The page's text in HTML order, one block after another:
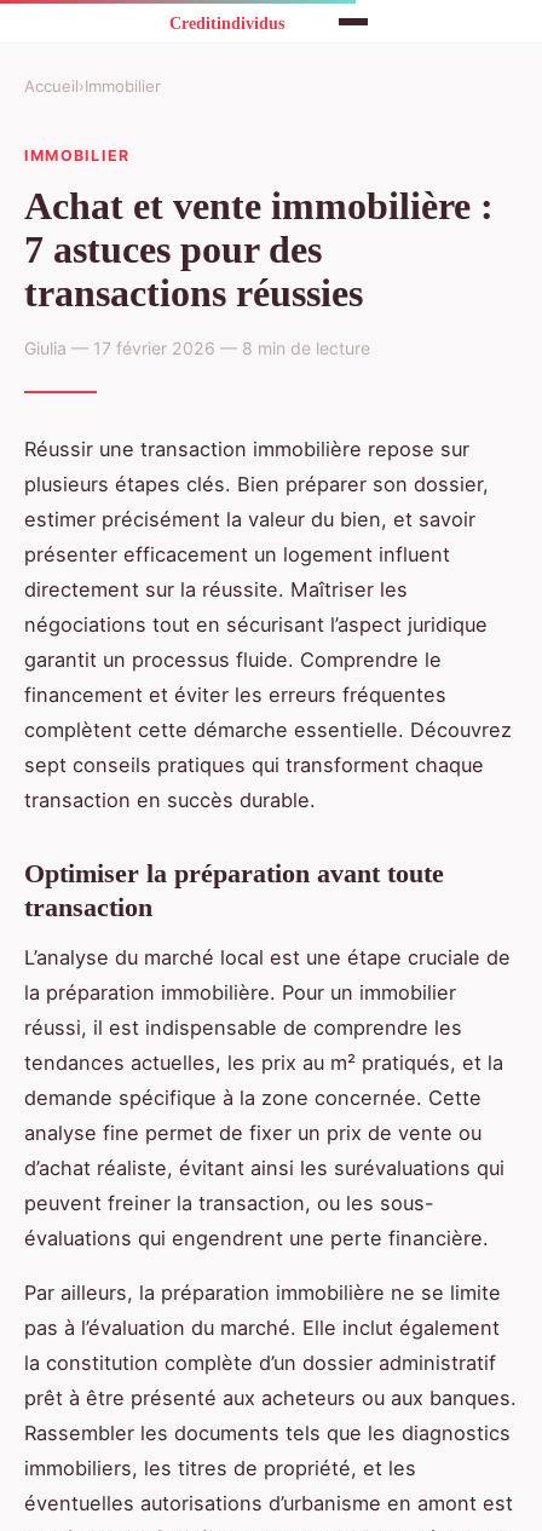
Accueil›Immobilier
IMMOBILIER
Achat et vente immobilière :
7 astuces pour des
transactions réussies
Giulia — 17 février 2026 — 8 min de lecture
Réussir une transaction immobilière repose sur
plusieurs étapes clés. Bien préparer son dossier,
estimer précisément la valeur du bien, et savoir
présenter efficacement un logement influent
directement sur la réussite. Maîtriser les
négociations tout en sécurisant l’aspect juridique
garantit un processus fluide. Comprendre le
financement et éviter les erreurs fréquentes
complètent cette démarche essentielle. Découvrez
sept conseils pratiques qui transforment chaque
transaction en succès durable.
Optimiser la préparation avant toute
transaction
L’analyse du marché local est une étape cruciale de
la préparation immobilière. Pour un immobilier
réussi, il est indispensable de comprendre les
tendances actuelles, les prix au m² pratiqués, et la
demande spécifique à la zone concernée. Cette
analyse fine permet de fixer un prix de vente ou
d’achat réaliste, évitant ainsi les surévaluations qui
peuvent freiner la transaction, ou les sous-
évaluations qui engendrent une perte financière.
Par ailleurs, la préparation immobilière ne se limite
pas à l’évaluation du marché. Elle inclut également
la constitution complète d’un dossier administratif
prêt à être présenté aux acheteurs ou aux banques.
Rassembler les documents tels que les diagnostics
immobiliers, les titres de propriété, et les
éventuelles autorisations d’urbanisme en amont est